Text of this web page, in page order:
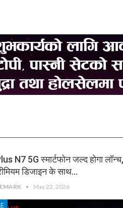
N7 5G स्मार्टफोन जल्द होगा
डिजाइन के साथ…
May 22, 2026